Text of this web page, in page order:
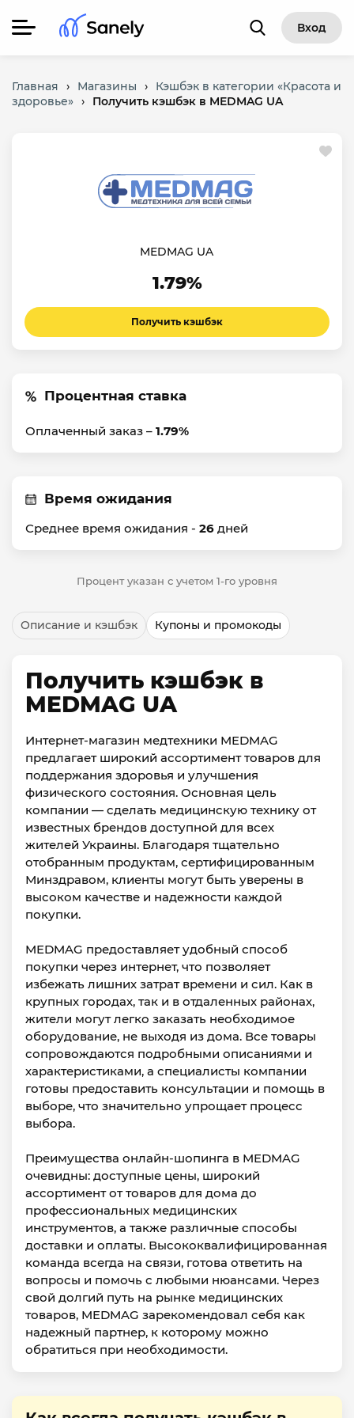
Вход
Главная › Магазины ›
Кэшбэк в категории «Красота и
здоровье» › Получить кэшбэк в MEDMAG UA
MEDMAG UA
1.79%
Получить кэшбэк
Процентная ставка
Оплаченный заказ – 1.79%
Время ожидания
Среднее время ожидания - 26 дней
Процент указан с учетом 1-го уровня
Описание и кэшбэк Купоны и промокоды
Получить кэшбэк в
MEDMAG UA
Интернет-магазин медтехники MEDMAG
предлагает широкий ассортимент товаров для
поддержания здоровья и улучшения
физического состояния. Основная цель
компании — сделать медицинскую технику от
известных брендов доступной для всех
жителей Украины. Благодаря тщательно
отобранным продуктам, сертифицированным
Минздравом, клиенты могут быть уверены в
высоком качестве и надежности каждой
покупки.
MEDMAG предоставляет удобный способ
покупки через интернет, что позволяет
избежать лишних затрат времени и сил. Как в
крупных городах, так и в отдаленных районах,
жители могут легко заказать необходимое
оборудование, не выходя из дома. Все товары
сопровождаются подробными описаниями и
характеристиками, а специалисты компании
готовы предоставить консультации и помощь в
выборе, что значительно упрощает процесс
выбора.
Преимущества онлайн-шопинга в MEDMAG
очевидны: доступные цены, широкий
ассортимент от товаров для дома до
профессиональных медицинских
инструментов, а также различные способы
доставки и оплаты. Высококвалифицированная
команда всегда на связи, готова ответить на
вопросы и помочь с любыми нюансами. Через
свой долгий путь на рынке медицинских
товаров, MEDMAG зарекомендовал себя как
надежный партнер, к которому можно
обратиться при необходимости.